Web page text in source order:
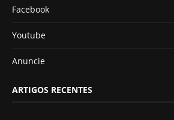
Facebook
Youtube
Anuncie
ARTIGOS RECENTES